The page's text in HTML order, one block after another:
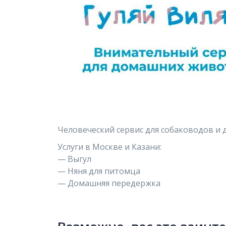
Человеческий сервис для собаководов и
Услуги в Москве и Казани:
— Выгул
— Няня для питомца
— Домашняя передержка